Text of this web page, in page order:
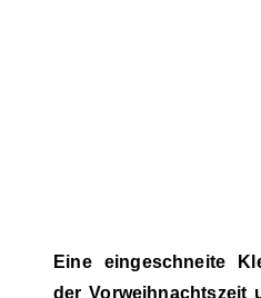
Eine eingeschneite
der Vorweihnachtszeit